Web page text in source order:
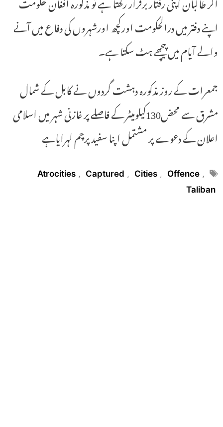
اپنے دفتر میں درالحکومت اورکچھ اورشہروں کی دفاع میں آنے
والے آیام میں پیچھے ہٹ سکتا ہے۔
جمعرات کے روز مذکورہ دہشت گردوں نے کابل کے شمال
مشرق سے محض130کیلومیٹر کے فاصلے پر غازنی شہر میں اسلامی
اعلان کے دعوے پر مشتمل اپنا سفید پرچم لہرایاہے
Tags
Atrocities , Captured , Cities , Offence ,
Taliban